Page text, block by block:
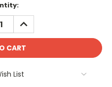
INCREASE
QUANTITY:
List